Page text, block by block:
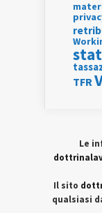
TFR
Le
Il sito
qualsiasi